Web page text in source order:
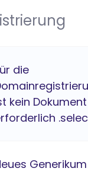
die
kein Dokument
Generikum